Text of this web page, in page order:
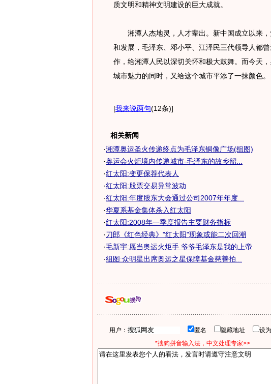
质文明和精神文明建设的巨大成就。
湘潭人杰地灵，人才辈出。新中国成立以来，
和发展，毛泽东、邓小平、江泽民三代领导人都
作，给湘潭人民以深切关怀和极大鼓舞。而今天
城市魅力的同时，又给这个城市平添了一抹颜色。
[我来说两句(12条)]
相关新闻
·湘潭奥运圣火传递终点为毛泽东铜像广场(组图)
·奥运会火炬境内传递城市-毛泽东的故乡韶...
·红太阳:变更保荐代表人
·红太阳:股票交易异常波动
·红太阳:年度股东大会通过公司2007年年度...
·华夏系基金集体杀入红太阳
·红太阳:2008年一季度报告主要财务指标
·刀郎《红色经典》"红太阳"现象或能二次回潮
·毛新宇:愿当奥运火炬手 爷爷毛泽东是我的上帝
·组图:众明星出席奥运之星保障基金慈善拍...
用户： 匿名 隐藏地址
设
*搜狗拼音输入法，中文处理专家>>